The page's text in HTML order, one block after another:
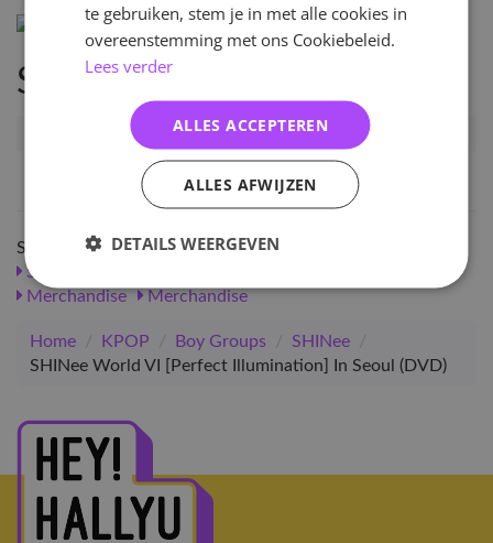
Specificaties
Artikelnummer
130266
1000001302669
Shop meer
SALE
Merchandise
Merchandise
Home / KPOP / Boy Groups / SHINee
/
SHINee World VI [Perfect Illumination] In Seoul (DVD)
te gebruiken, stem je in met alle cookies in
overeenstemming met ons Cookiebeleid.
Lees verder
ALLES ACCEPTEREN
ALLES AFWIJZEN
DETAILS WEERGEVEN